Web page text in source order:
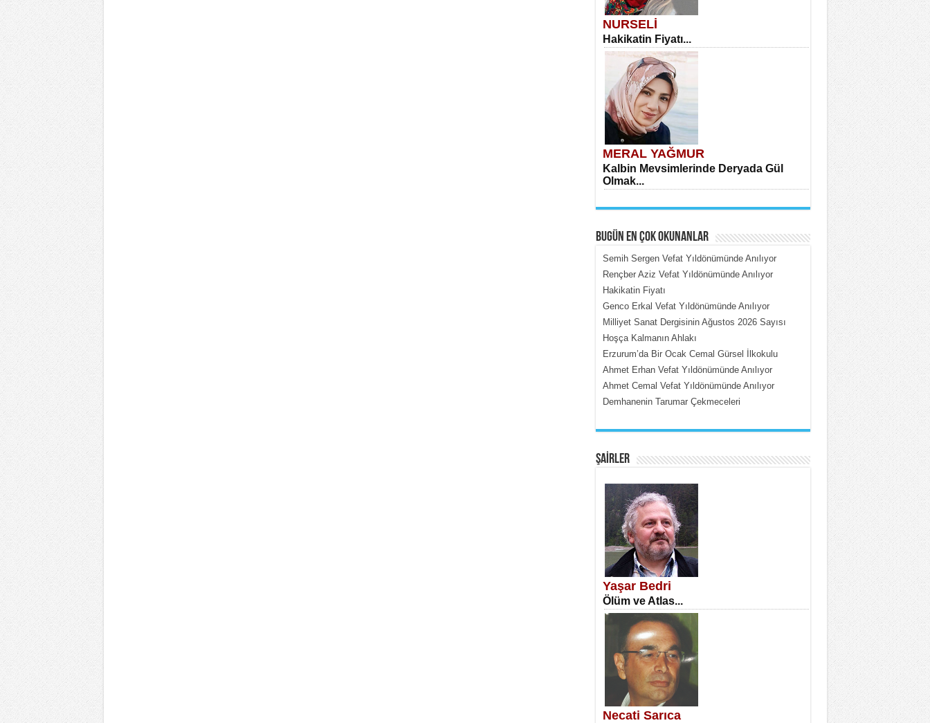
NURSELİ
Hakikatin Fiyatı...
MERAL YAĞMUR
Kalbin Mevsimlerinde Deryada Gül
Olmak...
MEHMET ÇOBAN
İçerdeki Put Dışardaki Maskeler...
SATILMIŞ ÜMİT ÇETİNKAYA
Erkenlik...
NECLA DİLEK ARSLAN
Öğretmenler Günü Mahkemesi...
BUGÜN EN ÇOK OKUNANLAR
Semih Sergen Vefat Yıldönümünde Anılıyor
Rençber Aziz Vefat Yıldönümünde Anılıyor
Hakikatin Fiyatı
Genco Erkal Vefat Yıldönümünde Anılıyor
Milliyet Sanat Dergisinin Ağustos 2026 Sayısı
Hoşça Kalmanın Ahlakı
Erzurum’da Bir Ocak Cemal Gürsel İlkokulu
Ahmet Erhan Vefat Yıldönümünde Anılıyor
Ahmet Cemal Vefat Yıldönümünde Anılıyor
Demhanenin Tarumar Çekmeceleri
ŞAİRLER
Yaşar Bedri
Ölüm ve Atlas...
Necati Sarıca